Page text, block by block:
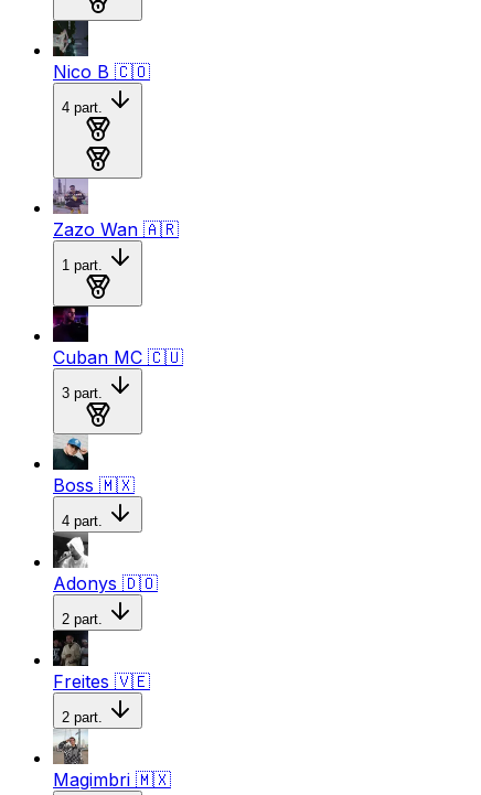
Nico B 🇨🇴
4 part.
Medalla de plata
Medalla de bronce
Zazo Wan 🇦🇷
1 part.
Medalla de plata
Cuban MC 🇨🇺
3 part.
Medalla de bronce
Boss 🇲🇽
4 part.
Adonys 🇩🇴
2 part.
Freites 🇻🇪
2 part.
Magimbri 🇲🇽